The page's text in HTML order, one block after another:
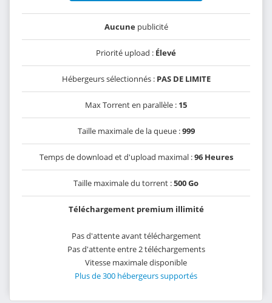
Aucunepublicité
Priorité upload : Élevé
Hébergeurs sélectionnés : PAS DE LIMITE
Max Torrent en parallèle : 15
Taille maximale de la queue :999
Temps de download et d'upload maximal :96 Heures
Taille maximale du torrent :500 Go
Téléchargement premium illimité
Pas d'attente avant téléchargement
Pas d'attente entre 2 téléchargements
Vitesse maximale disponible
Plus de 300 hébergeurs supportés